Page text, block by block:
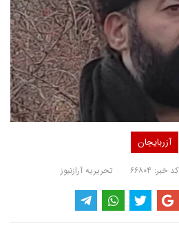
آزربایجان
کد خبر: ۶۶۸۰۴ تحریریه آرازنیوز